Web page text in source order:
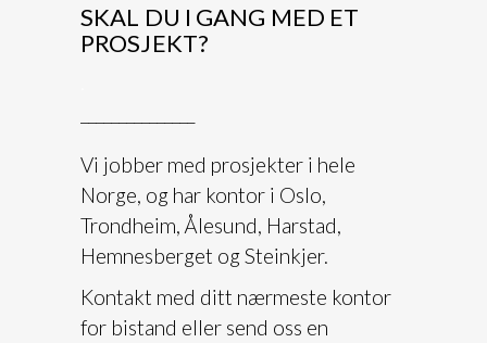
SKAL DU I GANG MED ET
PROSJEKT?
Vi jobber med prosjekter i hele
Norge, og har kontor i Oslo,
Trondheim, Ålesund, Harstad,
Hemnesberget og Steinkjer.
Kontakt med ditt nærmeste kontor
for bistand eller send oss en